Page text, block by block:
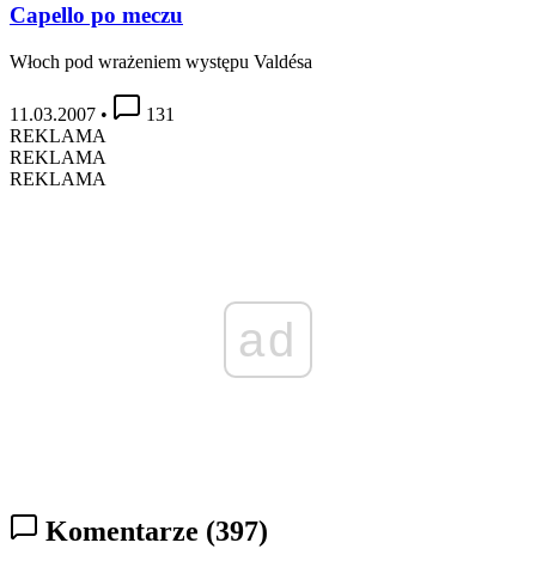
Capello po meczu
Włoch pod wrażeniem występu Valdésa
11.03.2007 •
131
REKLAMA
REKLAMA
REKLAMA
ad
Komentarze (397)